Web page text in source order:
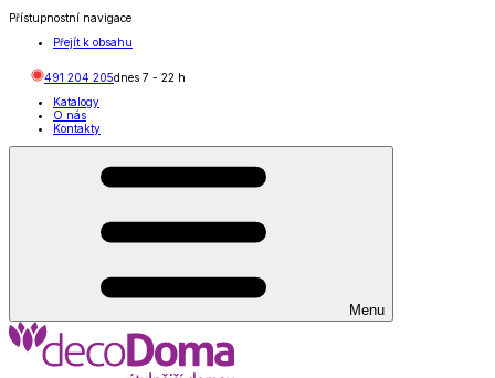
Přístupnostní navigace
Přejít k obsahu
491 204 205dnes 7 - 22 h
Katalogy
O nás
Kontakty
Menu